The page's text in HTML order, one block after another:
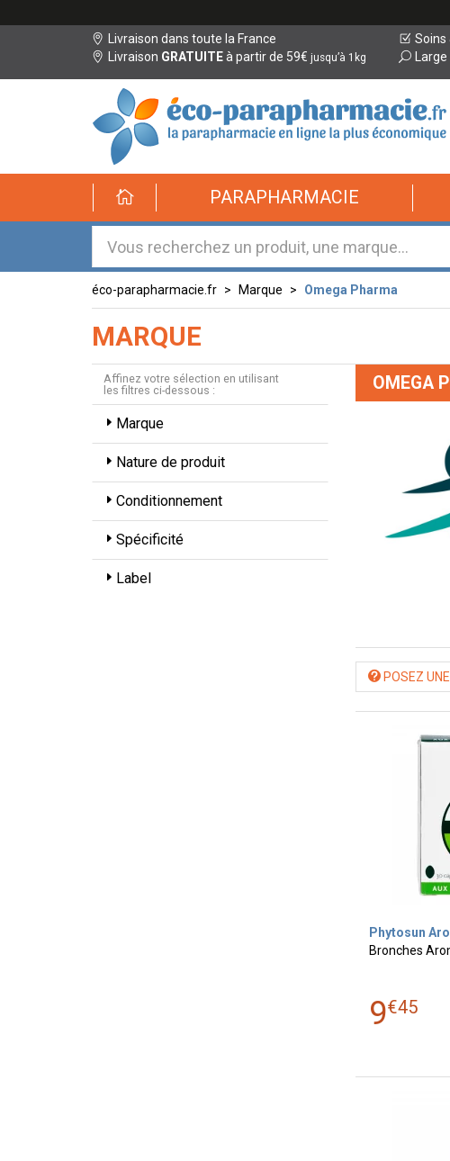
Livraison dans toute la France
Livraison GRATUITEà partir de 59€ jusqu’à 1kg
Soins
éco-
parapharmacie.fr
éco-
parapharmacie.fr
PARAPHARMACIE
éco-parapharmacie.fr Marque Omega Pharma
MARQUE
Affinez votre sélection en utilisant
les filtres ci-dessous :
Marque
Nature de produit
Conditionnement
Spécificité
Label
OMEGA
POSEZ
Phytosun
Bronches
9€45